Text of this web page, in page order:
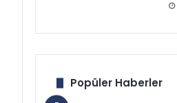
Popüler Haberler